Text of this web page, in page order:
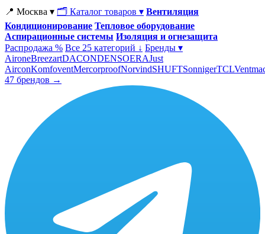
📍 Москва ▾ 🗂 Каталог товаров ▾ Вентиляция
Кондиционирование Тепловое оборудование
Аспирационные системы Изоляция и огнезащита
Распродажа % Все 25 категорий ↓ Бренды ▾
AironeBreezartDACONDENSOERAJust
AirconKomfoventMercorproofNorvindSHUFTSonnigerTCL
47 брендов →